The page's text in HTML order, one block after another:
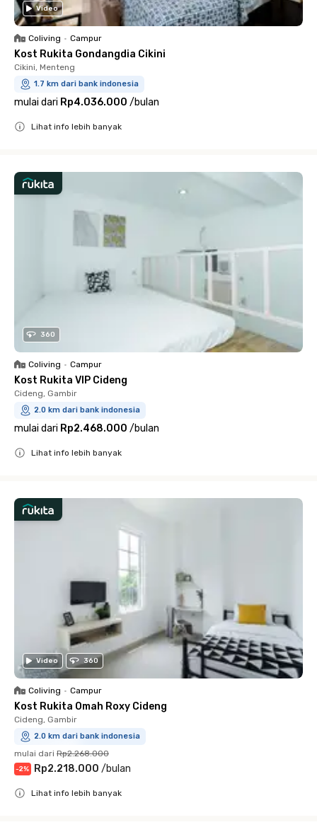
Video
Coliving • Campur
Kost Rukita Gondangdia Cikini
Cikini, Menteng
1.7 km dari bank indonesia
mulai dari Rp4.036.000 /bulan
Lihat info lebih banyak
360
Coliving • Campur
Kost Rukita VIP Cideng
Cideng, Gambir
2.0 km dari bank indonesia
mulai dari Rp2.468.000 /bulan
Lihat info lebih banyak
Video 360
Coliving • Campur
Kost Rukita Omah Roxy Cideng
Cideng, Gambir
2.0 km dari bank indonesia
mulai dari Rp2.268.000
-2% Rp2.218.000 /bulan
Lihat info lebih banyak